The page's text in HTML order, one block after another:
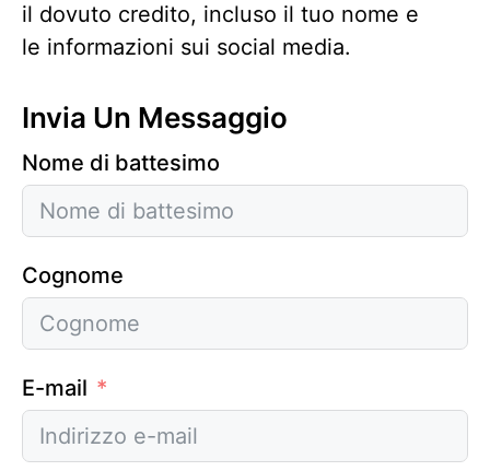
il dovuto credito, incluso il tuo nome e
le informazioni sui social media.
Invia Un Messaggio
Nome di battesimo
Cognome
E-mail